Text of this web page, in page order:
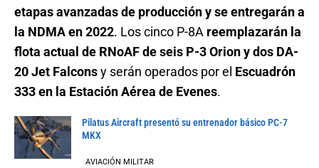
etapas avanzadas de producción y se entregarán a
la NDMA en 2022. Los cinco P-8A reemplazarán la
flota actual de RNoAF de seis P-3 Orion y dos DA-
20 Jet Falconsy serán operados por el Escuadrón
333 en la Estación Aérea de Evenes.
Pilatus Aircraft presentó su entrenador básico PC-7
MKX
AVIACIÓN MILITAR